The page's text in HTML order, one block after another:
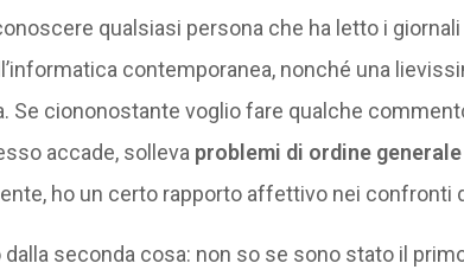
qualsiasi persona che ha letto i
contemporanea, nonché una
Se ciononostante voglio fare qualche
accade, solleva problemi di ordine generale
ho un certo rapporto affettivo nei confronti
seconda cosa: non so se sono stato il